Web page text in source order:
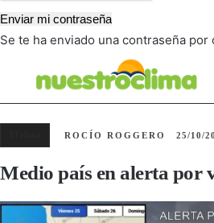
Se te ha enviado una contraseña
ROCÍO ROGGERO 25/10/
Medio país en alerta por